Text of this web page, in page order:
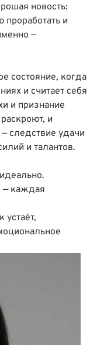
новость:
и
—
состояние, когда
и считает себя
и признание
и
следствие удачи
и талантов.
— каждая
устаёт,